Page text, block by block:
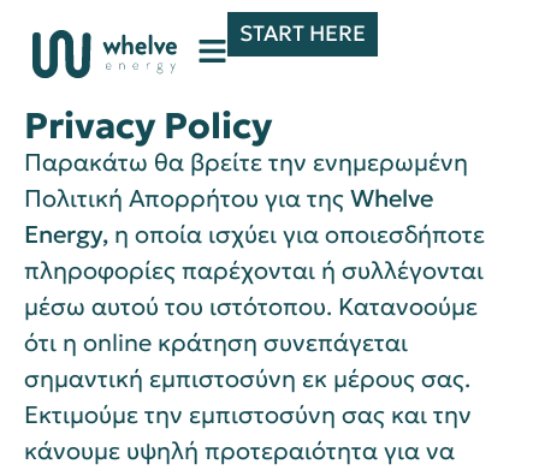
START HERE
Privacy Policy
Παρακάτω θα βρείτε την ενημερωμένη
Πολιτική Απορρήτου για τηςWhelve
Energy, η οποία ισχύει για οποιεσδήποτε
πληροφορίες παρέχονται ή συλλέγονται
μέσω αυτού του ιστότοπου. Κατανοούμε
ότι η online κράτηση συνεπάγεται
σημαντική εμπιστοσύνη εκ μέρους σας.
Εκτιμούμε την εμπιστοσύνη σας και την
κάνουμε υψηλή προτεραιότητα για να